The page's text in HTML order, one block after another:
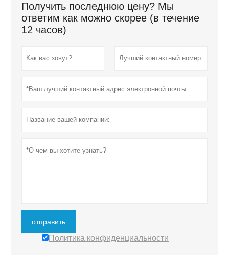
Получить последнюю цену? Мы
ответим как можно скорее (в течение
12 часов)
отправить
Политика конфиденциальности